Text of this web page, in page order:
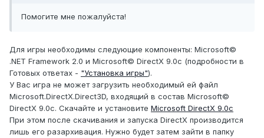
Помогите мне пожалуйста!
Для игры необходимы следующие компоненты: Microsoft©
.NET Framework 2.0 и Microsoft© DirectX 9.0c (подробности в
Готовых ответах - "Установка игры").
У Вас игра не может загрузить необходимый ей файл
Microsoft.DirectX.Direct3D, входящий в состав Microsoft©
DirectX 9.0c. Скачайте и установите Microsoft DirectX 9.0с
При этом после скачивания и запуска DirectX производится
лишь его разархивация. Нужно будет затем зайти в папку